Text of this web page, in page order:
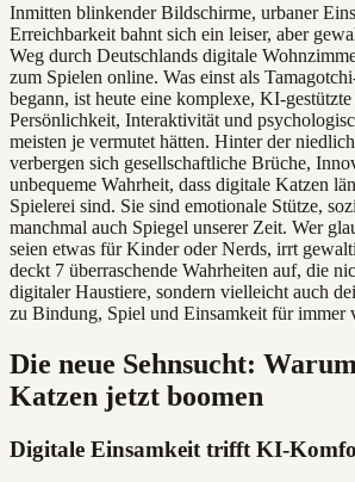
Inmitten blinkender Bildschirme, urbaner
Erreichbarkeit bahnt sich ein leiser, aber
Weg durch Deutschlands digitale
zum Spielen online. Was einst als
begann, ist heute eine komplexe, KI-
Persönlichkeit, Interaktivität und
meisten je vermutet hätten. Hinter der
verbergen sich gesellschaftliche Brüche,
unbequeme Wahrheit, dass digitale Katzen
Spielerei sind. Sie sind emotionale Stütze,
manchmal auch Spiegel unserer Zeit. Wer
seien etwas für Kinder oder Nerds, irrt
deckt 7 überraschende Wahrheiten auf, die
digitaler Haustiere, sondern vielleicht auch
zu Bindung, Spiel und Einsamkeit für immer
Die neue Sehnsucht:
Katzen jetzt boomen
Digitale Einsamkeit trifft KI-